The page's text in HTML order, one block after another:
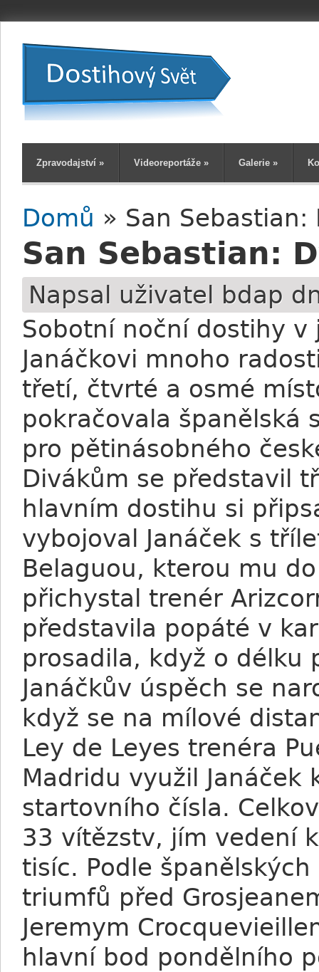
Zpravodajství » Videoreportáže » Galerie »
Jste zde
Domů » San Sebastian:
San Sebastian:
Napsal uživatel bdap
Sobotní noční dostihy v
Janáčkovi mnoho
třetí, čtvrté a osmé
pokračovala španělská
pro pětinásobného
Divákům se představil
hlavním dostihu si
vybojoval Janáček s
Belaguou, kterou mu
přichystal trenér
představila popáté v
prosadila, když o délku
Janáčkův úspěch se
když se na mílové
Ley de Leyes trenéra
Madridu využil
startovního čísla.
33 vítězstv, jím vedení
tisíc. Podle
triumfů před
Jeremym
hlavní bod pondělního